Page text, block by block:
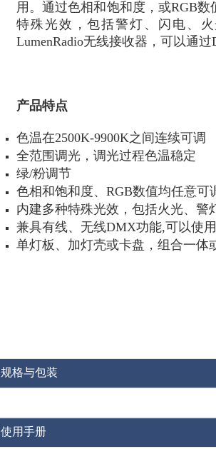
用。通过色相和饱和度，或RGB
特殊光效，包括警灯、闪电、
LumenRadio无线接收器，可以通
产品特点
色温在2500K-9900K之间连续可调
全范围调光，调光过程色温稳定
绿/粉调节
色相和饱和度、RGB数值均任意
内建多种特殊光效，包括火光、警
兼具有线、无线DMX功能,可以使
单灯板、加灯壳或卡盘，组合一体
规格与包装
使用手册